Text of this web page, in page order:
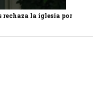
rechaza la iglesia por